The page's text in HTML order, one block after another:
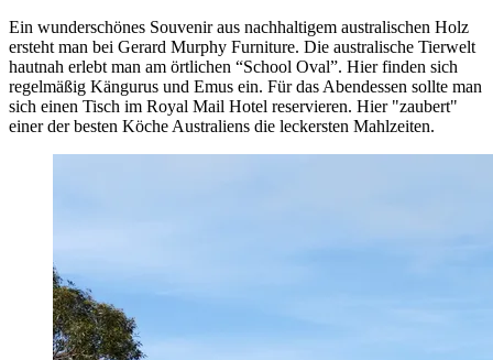
Ein wunderschönes Souvenir aus nachhaltigem australischen Holz
ersteht man bei Gerard Murphy Furniture. Die australische Tierwelt
hautnah erlebt man am örtlichen “School Oval”. Hier finden sich
regelmäßig Kängurus und Emus ein. Für das Abendessen sollte man
sich einen Tisch im Royal Mail Hotel reservieren. Hier "zaubert"
einer der besten Köche Australiens die leckersten Mahlzeiten.